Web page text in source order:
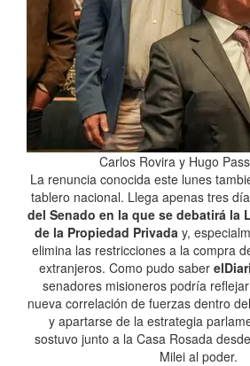
Carlos Rovira y Hugo
La renuncia conocida este lunes
tablero nacional. Llega apenas tres
del Senado en la que se debatirá la
de la Propiedad Privada y,
elimina las restricciones a la compra
extranjeros. Como pudo saber
senadores misioneros podría
nueva correlación de fuerzas dentro
y apartarse de la estrategia
sostuvo junto a la Casa Rosada
Milei al poder.